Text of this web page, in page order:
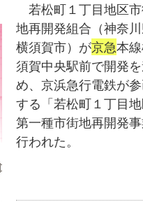
若松町１丁目地区
地再開発組合（神奈
横須賀市）が京急本
須賀中央駅前で開発
め、京浜急行電鉄が
する「若松町１丁目
第一種市街地再開発
行われた。